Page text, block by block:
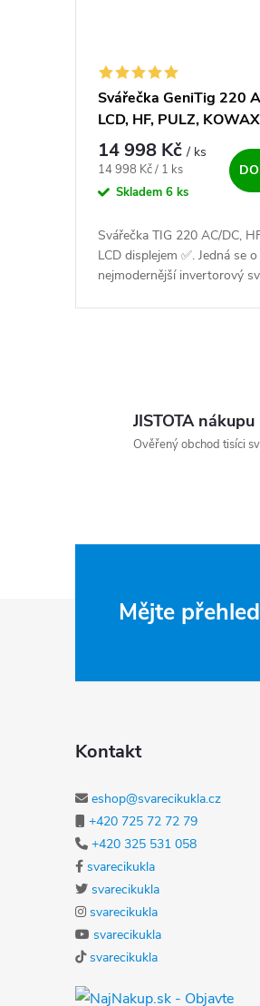
Svářečka GeniTig 220
LCD, HF, PULZ,
14 998 Kč/ ks
Měrná cena:
14 998 Kč / 1 ks
Skladem 6 ks
Svářečka TIG 220 AC/DC,
LCD displejem ✅. Jedná se o
nejmodernější invertorový
JISTOTA nákupu
Ověřený obchod tisíci
Mějte
Kontakt
eshop@svarecikukla.cz
+420 725 72 72 79
+420 325 531 058
svarecikukla
svarecikukla
svarecikukla
svarecikukla
svarecikukla